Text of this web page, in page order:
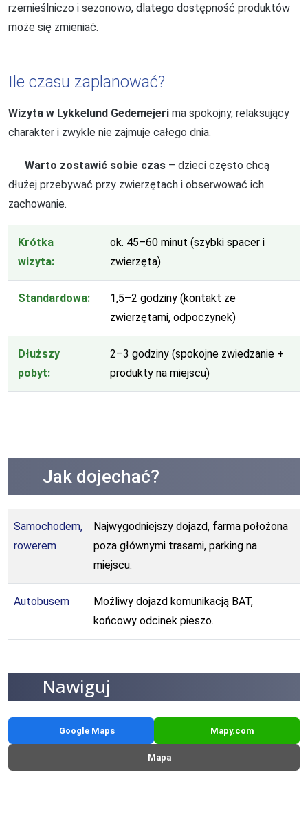
rzemieślniczo i sezonowo, dlatego dostępność produktów
może się zmieniać.
Ile czasu zaplanować?
Wizyta w Lykkelund Gedemejeri ma spokojny, relaksujący
charakter i zwykle nie zajmuje całego dnia.
Warto zostawić sobie czas – dzieci często chcą
dłużej przebywać przy zwierzętach i obserwować ich
zachowanie.
Krótka
wizyta:
ok. 45–60 minut (szybki spacer i
zwierzęta)
Standardowa:
1,5–2 godziny (kontakt ze
zwierzętami, odpoczynek)
Dłuższy
pobyt:
2–3 godziny (spokojne zwiedzanie +
produkty na miejscu)
Jak dojechać?
Samochodem,
rowerem
Najwygodniejszy dojazd, farma położona
poza głównymi trasami, parking na
miejscu.
Autobusem
Możliwy dojazd komunikacją BAT,
końcowy odcinek pieszo.
Nawiguj
Google Maps Mapy.com
Mapa